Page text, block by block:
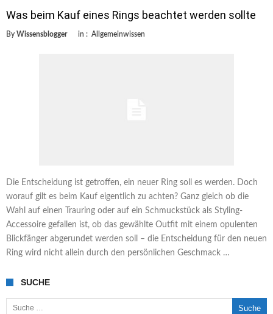
Was beim Kauf eines Rings beachtet werden sollte
By Wissensblogger in : Allgemeinwissen
Die Entscheidung ist getroffen, ein neuer Ring soll es werden. Doch
worauf gilt es beim Kauf eigentlich zu achten? Ganz gleich ob die
Wahl auf einen Trauring oder auf ein Schmuckstück als Styling-
Accessoire gefallen ist, ob das gewählte Outfit mit einem opulenten
Blickfänger abgerundet werden soll – die Entscheidung für den neuen
Ring wird nicht allein durch den persönlichen Geschmack …
SUCHE
Suche nach: